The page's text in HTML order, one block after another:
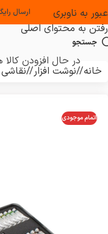
عبور به ناوبری
رفتن به محتوای اصلی
ارسال
جستجو
در حال افزودن
خانه/ نوشت افزار/
اتمام موجودی